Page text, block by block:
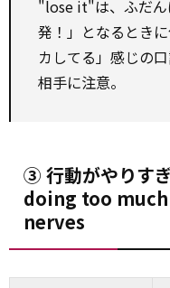
"lose it"は、ふだん
発！」となるとき
カしてる」感じの
相手に注意。
③ 行動がやりす
doing too
nerves